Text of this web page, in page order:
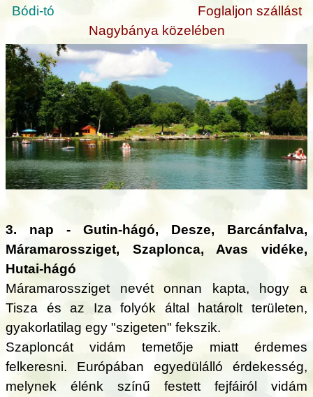
Bódi-tó
Foglaljon szállást
Nagybánya közelében
3. nap - Gutin-hágó, Desze, Barcánfalva,
Máramarossziget, Szaplonca, Avas vidéke,
Hutai-hágó
Máramarossziget nevét onnan kapta, hogy a
Tisza és az Iza folyók által határolt területen,
gyakorlatilag egy "szigeten" fekszik.
Szaploncát vidám temetője miatt érdemes
felkeresni. Európában egyedülálló érdekesség,
melynek élénk színű festett fejfáiról vidám